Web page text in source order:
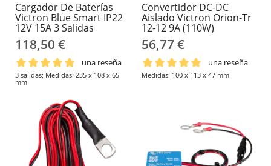
Cargador De Baterías
Victron Blue Smart IP22
12V 15A 3 Salidas
118,50 €
una reseña
3 salidas; Medidas: 235 x 108 x 65
mm
Convertidor DC-DC
Aislado Victron Orion-Tr
12-12 9A (110W)
56,77 €
una reseña
Medidas: 100 x 113 x 47 mm